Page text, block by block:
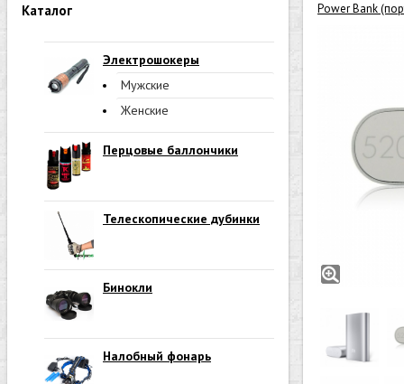
Каталог
Электрошокеры
Мужские
Женские
Перцовые баллончики
Телескопические дубинки
Бинокли
Налобный фонарь
Power Bank